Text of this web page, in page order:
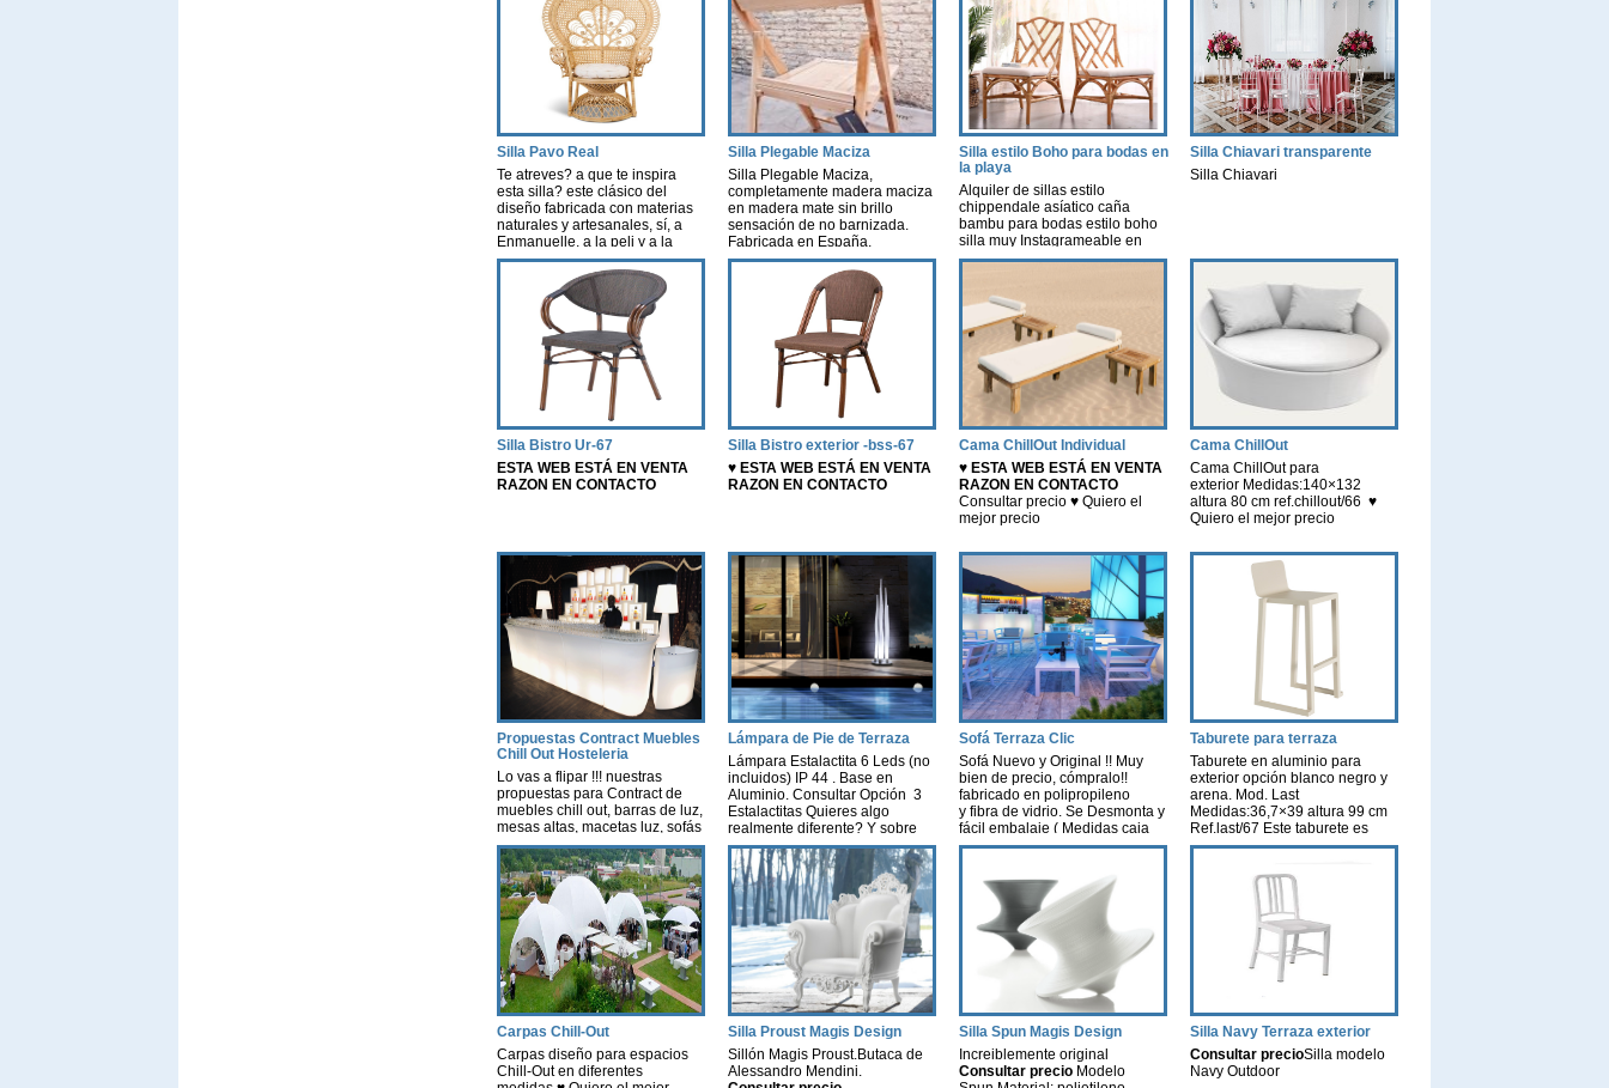
Silla Pavo Real
Te atreves? a que te inspira
esta silla? este clásico del
diseño fabricada con materias
naturales y artesanales, sí, a
Enmanuelle, a la peli y a la
actriz, una pelicula que creó
escuela. Esta silla nos evoca
aires de nostalgia, libertad y
porque no decirlo…cierta
sexualidad…
Silla Plegable Maciza
Silla Plegable Maciza,
completamente madera maciza
en madera mate sin brillo
sensación de no barnizada.
Fabricada en España.
Fabricada con madera calidad
Premium ;) ref.ple/148
Silla estilo Boho para bodas en
la playa
Alquiler de sillas estilo
chippendale asíatico caña
bambu para bodas estilo boho
silla muy Instagrameable en
Valencia
Silla Chiavari transparente
Silla Chiavari
Silla Bistro Ur-67
ESTA WEB ESTÁ EN VENTA
RAZON EN CONTACTO
Silla Bistro exterior -bss-67
♥ ESTA WEB ESTÁ EN VENTA
RAZON EN CONTACTO
Cama ChillOut Individual
♥ ESTA WEB ESTÁ EN VENTA
RAZON EN CONTACTO
Consultar precio ♥ Quiero el
mejor precio
Cama ChillOut
Cama ChillOut para
exterior Medidas:140×132
altura 80 cm ref.chillout/66 ♥
Quiero el mejor precio
Propuestas Contract Muebles
Chill Out Hosteleria
Lo vas a flipar !!! nuestras
propuestas para Contract de
muebles chill out, barras de luz,
mesas altas, macetas luz, sofás
con luz, lámparas, decoración
con luz leds con autonomía
propia, nosotros te hacemos un
estudio según tus necesidades
y presupuesto. Contract-
instalaciones -Hosteleria -
muebles terraza chill out Ya sea
para cualquier tipo de Evento
[…]
Lámpara de Pie de Terraza
Lámpara Estalactita 6 Leds (no
incluidos) IP 44 . Base en
Aluminio. Consultar Opción 3
Estalactitas Quieres algo
realmente diferente? Y sobre
todo. ¿Te atreves? Te atreves a
ubicar esta lámpara en tu casa,
tienes ya el sitio elegido? Es
una lámpara que enamora
creando una sensación
fresca…y pura ♥ Quiero el
mejor precio
Sofá Terraza Clic
Sofá Nuevo y Original !! Muy
bien de precio, cómpralo!!
fabricado en polipropileno
y fibra de vidrio. Se Desmonta y
fácil embalaje ( Medidas caja
40x115x74 cm m3 0,34).
chocolate. Opción Cojines !!
Muy bien de precio, cómpralo!!
Medidas: 124x 64,5 altura 72,5
cm altura del suelo al asiento
42 cm ♥ Quiero […]
Taburete para terraza
Taburete en aluminio para
exterior opción blanco negro y
arena. Mod. Last
Medidas:36,7×39 altura 99 cm
Ref.last/67 Este taburete es
ideal para locales con
hoteles… relación calidad
precio de 10!! ♥ Quiero el mejor
Carpas Chill-Out
Carpas diseño para espacios
Chill-Out en diferentes
Silla Proust Magis Design
Sillón Magis Proust.Butaca de
Alessandro Mendini.
Silla Spun Magis Design
Increiblemente original
Consultar precio Modelo
Silla Navy Terraza exterior
Consultar precioSilla modelo
Navy Outdoor